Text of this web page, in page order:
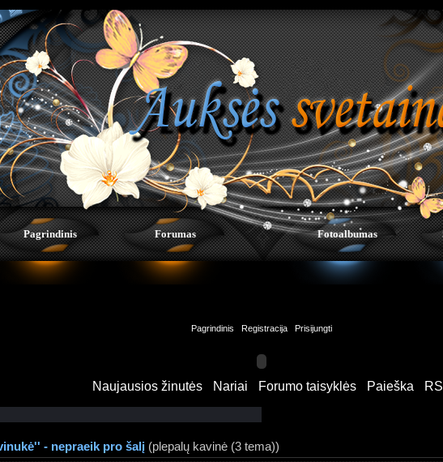
Pagrindinis Forumas Fotoalbumas
Pagrindinis Registracija Prisijungti
Naujausios žinutės Nariai Forumo taisyklės Paieška
- nepraeik pro šalį (plepalų kavinė (3 tema))